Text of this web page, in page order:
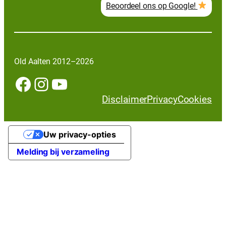
Beoordeel ons op Google!
Old Aalten 2012–2026
Facebook InstagramYouTube
DisclaimerPrivacyCookies
Melding bij verzameling
Uw privacy-opties